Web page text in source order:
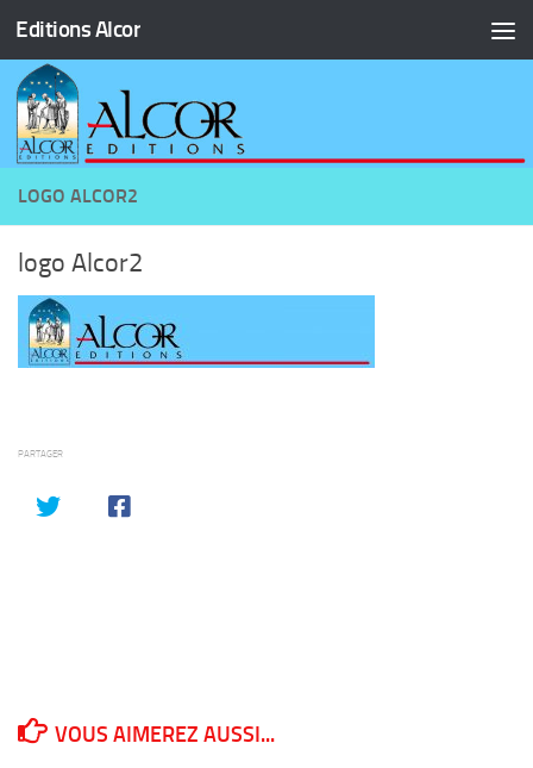
Skip to content
Editions Alcor
LOGO ALCOR2
logo Alcor2
PARTAGER
VOUS AIMEREZ AUSSI...